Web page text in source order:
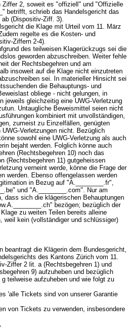
Ziffer 2, soweit es "offiziell" und "Offizielle
betrifft, schrieb das Handelsgericht das
(Dispositiv-Ziff. 3).
die Klage mit Urteil vom 11. März
regelte es die Kosten- und
Ziffern 2-4).
des teilweisen Klagerückzugs sei die
geworden abzuschreiben. Weiter fehle
der Rechtsbegehren und am
insoweit auf die Klage nicht einzutreten
sei. In materieller Hinsicht sei
die Behauptungs- und
obliege - nicht gelungen, in
jeweils gleichzeitig eine UWG-Verletzung
Untaugliche Beweismittel seien nicht
kombiniert mit unvollständigen,
zumeist zu Einzelfällen, genügten
Verletzungen nicht. Bezüglich
sowohl eine UWG-Verletzung als auch
bejaht werden. Folglich könne auch
(Rechtsbegehren 10) noch das
(Rechtsbegehren 11) gutgeheissen
verneint werde, könne die Frage der
werden. Ebenso offengelassen werden
in Bezug auf "A.________.fr",
und "A.________.com". Nur am
dass sich die klägerischen Behauptungen
bezögen; bezüglich der
zu weiten Teilen bereits alleine
weil kein (vollständiger und schlüssiger)
beantragt die Klägerin dem Bundesgericht,
des Kantons Zürich vom 11.
Ziffer 2 lit. a (Rechtsbegehren 1) und
9) aufzuheben und bezüglich
teilweise aufzuheben und wie folgt zu
'alle Tickets sind von unserer Garantie
von Tickets zu verwenden, insbesondere